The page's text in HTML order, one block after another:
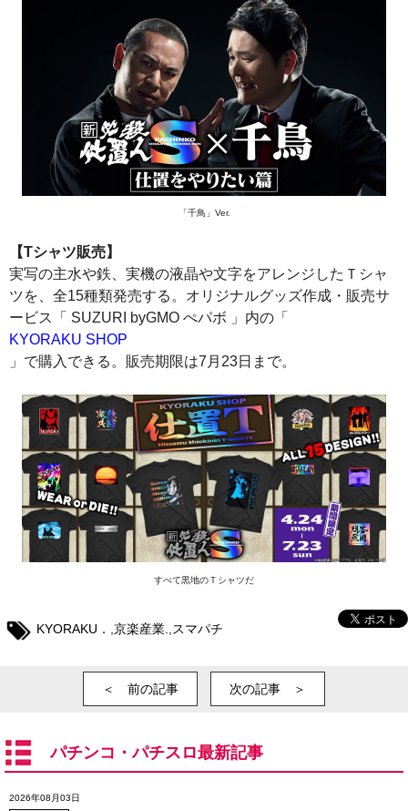
「千鳥」Ver.
【Tシャツ販売】
実写の主水や鉄、実機の液晶や文字をアレンジしたＴシャ
ツを、全15種類発売する。オリジナルグッズ作成・販売サ
ービス「 SUZURI byGMO ぺパボ 」内の「
KYORAKU SHOP
」で購入できる。販売期限は7月23日まで。
すべて黒地のＴシャツだ
KYORAKU． 京楽産業. スマパチ
＜ 前の記事 次の記事 ＞
パチンコ・パチスロ最新記事
2026年08月03日